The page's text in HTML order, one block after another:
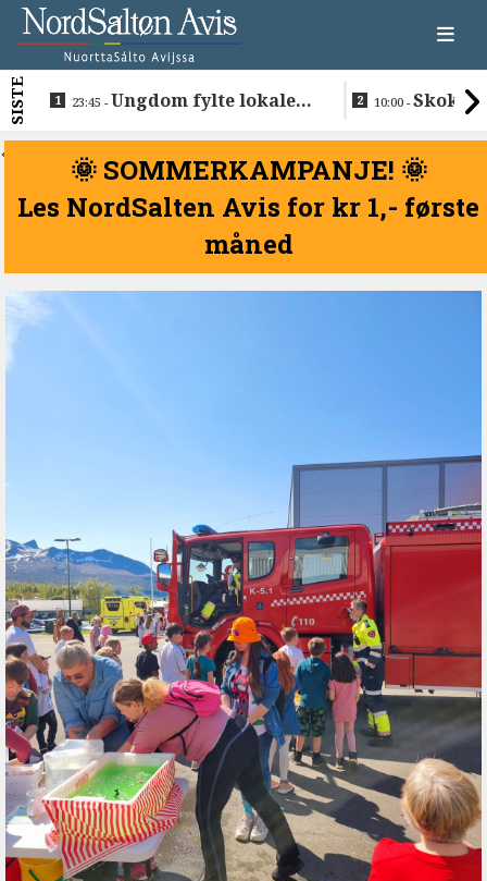
SISTE 23:45 -Ungdom fylte lokalet
hyllet
10:00 -
<
🌞 SOMMERKAMPANJE! 🌞
Les NordSalten Avis for kr 1,- første
måned